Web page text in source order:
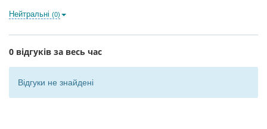
Нейтральні (0)
0 відгуків за весь час
Відгуки не знайдені